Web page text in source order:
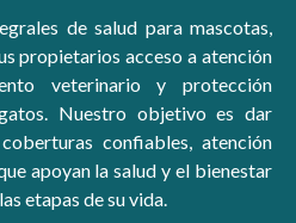
de salud para mascotas,
propietarios acceso a atención
veterinario y protección
Nuestro objetivo es dar
confiables, atención
apoyan la salud y el bienestar
etapas de su vida.